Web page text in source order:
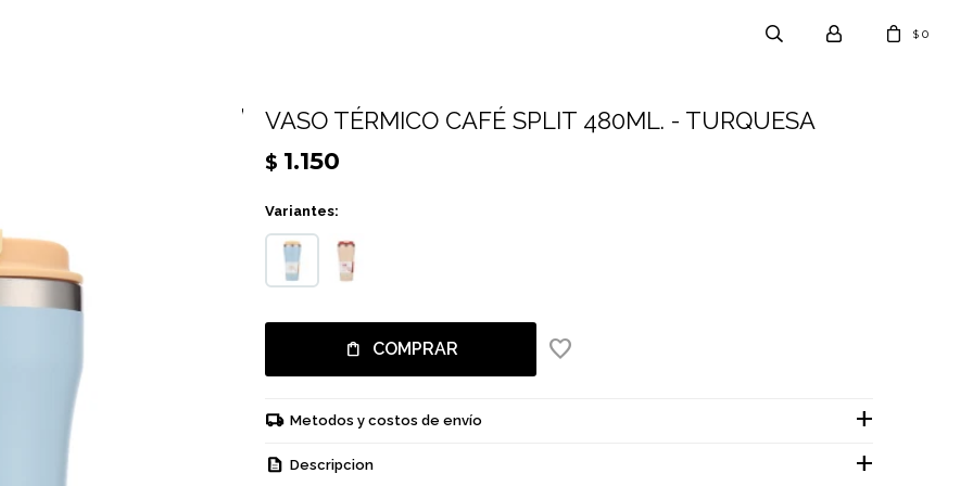
$ 0
VASO TÉRMICO CAFÉ SPLIT 480ML. - TURQUESA
$ 1.150
Variantes:
COMPRAR
Metodos y costos de envío
Descripcion